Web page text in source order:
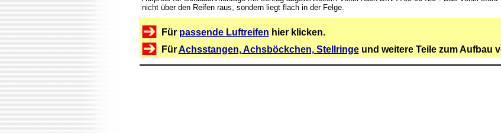
nicht über den Reifen raus, sondern liegt flach in der Felge.
Für passende Luftreifen hier klicken.
FürAchsstangen, Achsböckchen, Stellringeund weitere Teile zum Aufbau